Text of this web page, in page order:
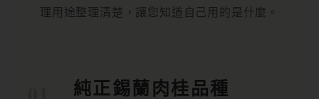
理用途整理清楚，讓您知道自己用的是什麼。
純正錫蘭肉桂品種